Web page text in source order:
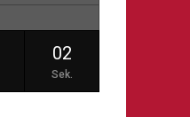
01
Sek.